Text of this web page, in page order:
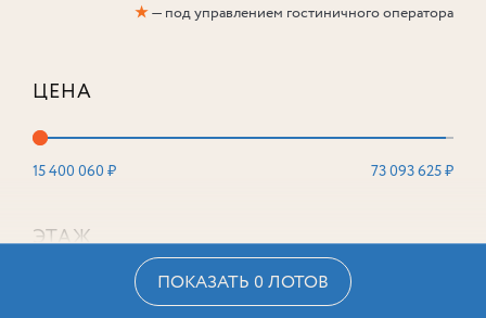
★— под управлением гостиничного оператора
ЦЕНА
15 400 060 ₽ 73 093 625 ₽
ЭТАЖ
ПОКАЗАТЬ 0 ЛОТОВ